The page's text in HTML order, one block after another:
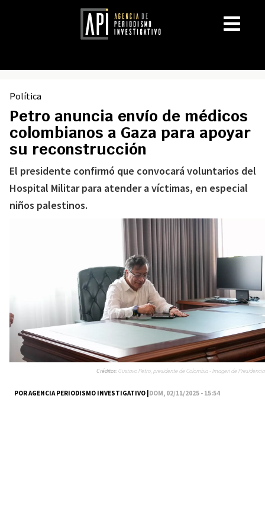
Política
Petro anuncia envío de médicos
colombianos a Gaza para apoyar
su reconstrucción
El presidente confirmó que convocará voluntarios del
Hospital Militar para atender a víctimas, en especial
niños palestinos.
POR AGENCIA PERIODISMO INVESTIGATIVO |DOM, 02/11/2025 - 15:54
Créditos:Gustavo Petro, presidente de Colombia - Imagen de Presidencia